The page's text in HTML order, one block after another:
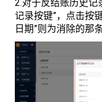
2.对于反结账历史记
记录按键”，点击按
日期”则为消除的那